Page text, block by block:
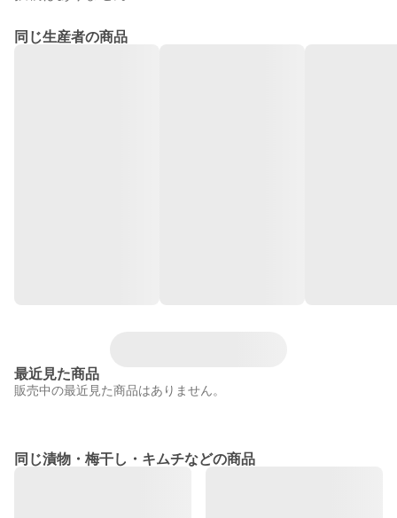
同じ生産者の商品
最近見た商品
販売中の最近見た商品はありません。
同じ漬物・梅干し・キムチなどの商品